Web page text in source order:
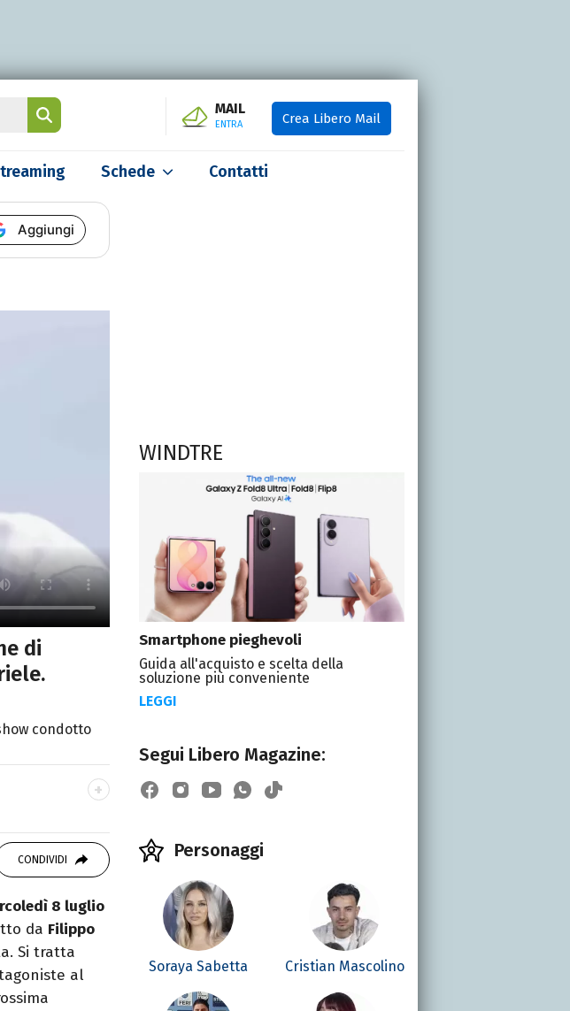
MAIL
ENTRA Crea Libero Mail
Schede Contatti
Aggiungi
di
condotto
(della pizza
CONDIVIDI
8 luglio
da Filippo
Si tratta
al
WINDTRE
Smartphone pieghevoli
Guida all'acquisto e scelta della
soluzione più conveniente
LEGGI
Segui Libero Magazine:
Personaggi
Soraya Sabetta Cristian Mascolino